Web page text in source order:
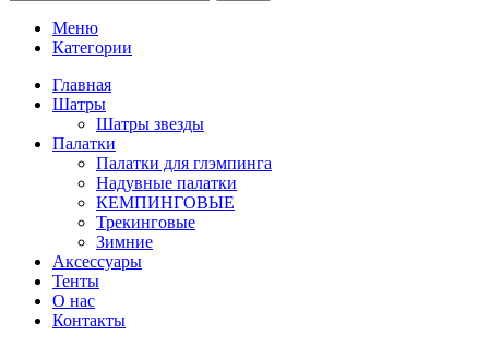
Меню
Категории
Главная
Шатры
Шатры звезды
Палатки
Палатки для глэмпинга
Надувные палатки
КЕМПИНГОВЫЕ
Трекинговые
Зимние
Аксессуары
Тенты
О нас
Контакты